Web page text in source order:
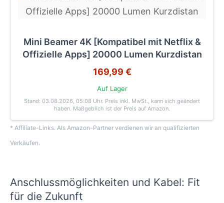
Mini Beamer 4K [Kompatibel mit Netflix &
Offizielle Apps] 20000 Lumen Kurzdistan
169,99 €
Auf Lager
Stand: 03.08.2026, 05:08 Uhr. Preis inkl. MwSt., kann sich geändert
haben. Maßgeblich ist der Preis auf Amazon.
* Affiliate-Links. Als Amazon-Partner verdienen wir an qualifizierten
Verkäufen.
Anschlussmöglichkeiten und Kabel: Fit
für die Zukunft